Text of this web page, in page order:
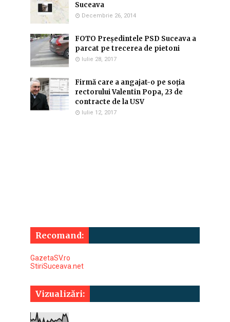
Suceava
Decembrie 26, 2014
FOTO Președintele PSD Suceava a
parcat pe trecerea de pietoni
Iulie 28, 2017
Firmă care a angajat-o pe soția
rectorului Valentin Popa, 23 de
contracte de la USV
Iulie 12, 2017
Recomand:
GazetaSV.ro
StiriSuceava.net
Vizualizări: